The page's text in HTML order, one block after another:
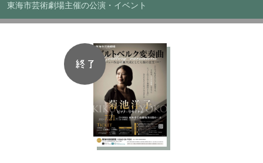
東海市芸術劇場主催の公演・イベント